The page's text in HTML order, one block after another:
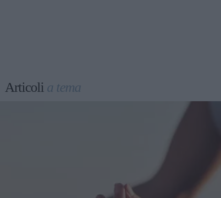
Articoli a tema